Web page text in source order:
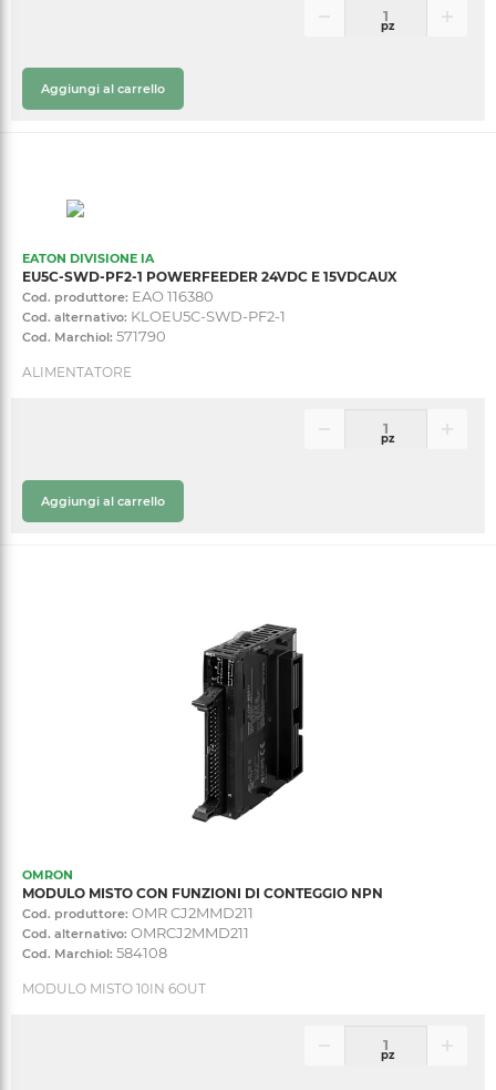
pz
Aggiungi al carrello
EATON DIVISIONE IA
EU5C-SWD-PF2-1 POWERFEEDER 24VDC E 15VDCAUX
Cod. produttore: EAO 116380
Cod. alternativo: KLOEU5C-SWD-PF2-1
Cod. Marchiol: 571790
ALIMENTATORE
pz
Aggiungi al carrello
OMRON
MODULO MISTO CON FUNZIONI DI CONTEGGIO NPN
Cod. produttore: OMR CJ2MMD211
Cod. alternativo: OMRCJ2MMD211
Cod. Marchiol: 584108
MODULO MISTO 10IN 6OUT
pz